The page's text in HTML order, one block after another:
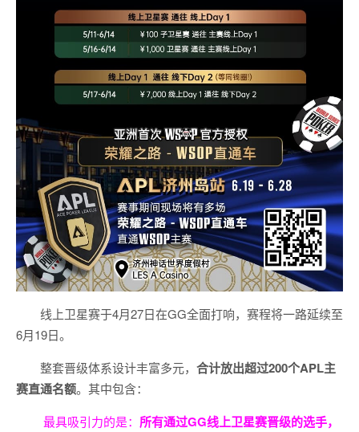
线上卫星赛于4月27日在GG全面打响，赛程将一路延续至
6月19日。
整套晋级体系设计丰富多元， 合计放出超过200个APL主
赛直通名额。其中包含：
最具吸引力的是： 所有通过GG线上卫星赛晋级的选手，